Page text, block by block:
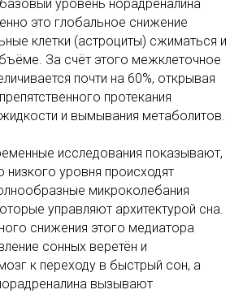
уровень норадреналина
это глобальное снижение
клетки (астроциты) сжиматься и
За счёт этого межклеточное
почти на 60%, открывая
протекания
и вымывания метаболитов.
исследования показывают,
низкого уровня происходят
микроколебания
управляют архитектурой сна.
снижения этого медиатора
сонных веретён и
к переходу в быстрый сон, а
вызывают